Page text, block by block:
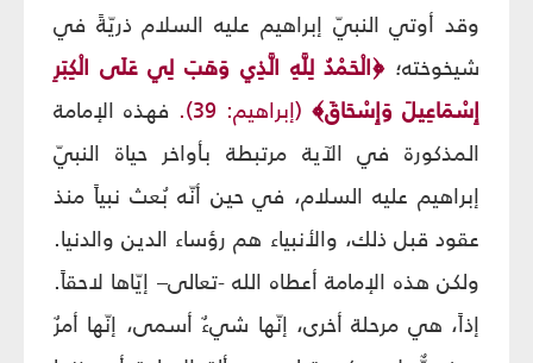
وقد أوتي النبيّ إبراهيم عليه السلام ذريّةً في
شيخوخته؛﴿الْحَمْدُ لِلَّهِ الَّذِي وَهَبَ لِي عَلَى الْكِبَرِ
إِسْمَاعِيلَ وَإِسْحَاقَ﴾ (إبراهيم: 39).
فهذه الإمامة
المذكورة في الآية مرتبطة بأواخر حياة النبيّ
إبراهيم عليه السلام، في حين أنّه بُعث نبياً منذ
عقود قبل ذلك، والأنبياء هم رؤساء الدين والدنيا.
ولكن هذه الإمامة أعطاه الله -تعالى– إيّاها لاحقاً.
إذاً، هي مرحلة أخرى، إنّها شيءٌ أسمى، إنّها أمرٌ